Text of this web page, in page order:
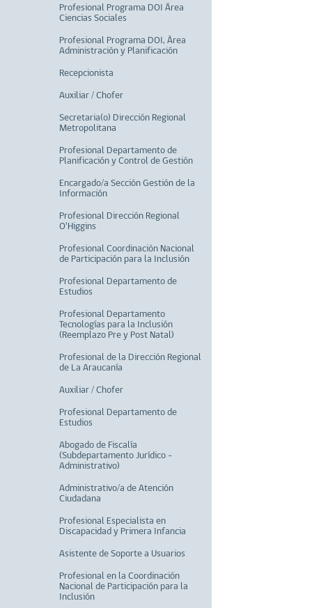
Profesional Programa DOI Área
Ciencias Sociales
Profesional Programa DOI, Área
Administración y Planificación
Recepcionista
Auxiliar / Chofer
Secretaria(o) Dirección Regional
Metropolitana
Profesional Departamento de
Planificación y Control de Gestión
Encargado/a Sección Gestión de la
Información
Profesional Dirección Regional
O'Higgins
Profesional Coordinación Nacional
de Participación para la Inclusión
Profesional Departamento de
Estudios
Profesional Departamento
Tecnologías para la Inclusión
(Reemplazo Pre y Post Natal)
Profesional de la Dirección Regional
de La Araucanía
Auxiliar / Chofer
Profesional Departamento de
Estudios
Abogado de Fiscalía
(Subdepartamento Jurídico -
Administrativo)
Administrativo/a de Atención
Ciudadana
Profesional Especialista en
Discapacidad y Primera Infancia
Asistente de Soporte a Usuarios
Profesional en la Coordinación
Nacional de Participación para la
Inclusión